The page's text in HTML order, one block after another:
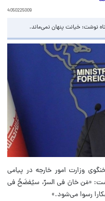
4050225009
نوشت: خیانت پنهان نمی‌ماند.
وزارت امور خارجه در پیامی
«مَن خانَ فی السرِّ، سیُفضَحُ فی
رسوا می‌شود.»